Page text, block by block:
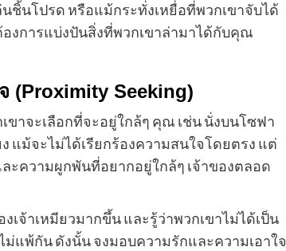
ชิ้นโปรด หรือแม้กระทั่งเหยื่อที่พวกเขาจับได้
งการแบ่งปันสิ่งที่พวกเขาล่ามาได้กับคุณ
(Proximity Seeking)
ขาจะเลือกที่จะอยู่ใกล้ๆ คุณ เช่น นั่งบนโซฟา
แม้จะไม่ได้เรียกร้องความสนใจโดยตรง แต่
ะความผูกพันที่อยากอยู่ใกล้ๆ เจ้าของตลอด
เจ้าเหมียวมากขึ้น และรู้ว่าพวกเขาไม่ได้เป็น
แพ้กัน ดังนั้น จงมอบความรักและความเอาใจ